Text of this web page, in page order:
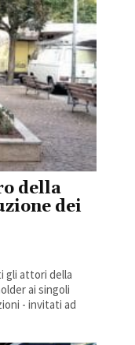
della
dei
gli attori della
ai singoli
- invitati ad